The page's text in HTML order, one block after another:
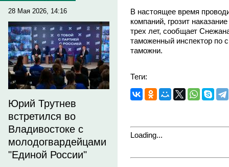
28 Мая 2026, 14:16
Юрий Трутнев
встретился во
Владивостоке с
молодогвардейцами
"Единой России"
В настоящее время
компаний, грозит
трех лет, сообщает
таможенный инспектор по
таможни.
Теги:
Loading...